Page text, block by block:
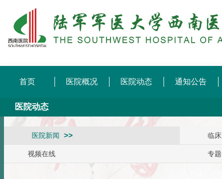
首页 医院概况 医院动态 通知公告
医院动态
医院新闻 临
视频在线 专